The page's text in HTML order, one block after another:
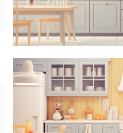
キッチン
お風呂
寝室
カスタムお部屋
街並み
施設